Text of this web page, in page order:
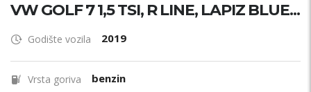
VW GOLF 7 1,5 TSI, R LINE, LAPIZ BLUE...
Godište vozila 2019
Vrsta goriva benzin